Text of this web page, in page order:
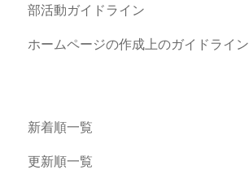
部活動ガイドライン
ホームページの作成上のガイドライン
新着順一覧
更新順一覧